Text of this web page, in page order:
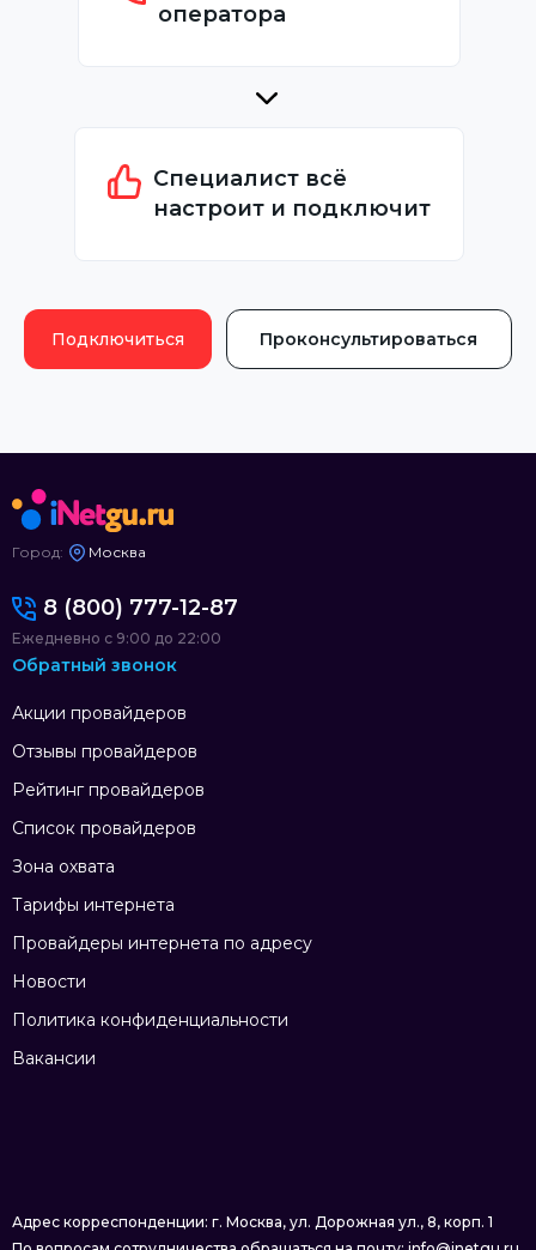
оператора
Специалист всё
настроит и подключит
Подключиться Проконсультироваться
Город: Москва
Акции провайдеров
Отзывы провайдеров
Рейтинг провайдеров
Список провайдеров
Зона охвата
Тарифы интернета
Провайдеры интернета по адресу
Новости
Политика конфиденциальности
Вакансии
8 (800) 777-12-87
Ежедневно с 9:00 до 22:00
Обратный звонок
Адрес корреспонденции: г. Москва, ул. Дорожная ул., 8, корп. 1